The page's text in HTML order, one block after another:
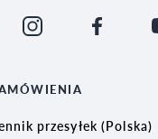
przesyłek (Polska)